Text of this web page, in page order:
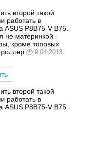
второй такой
работать в
ASUS P8B75-V B75.
не материнкой -
кроме топовых
9.04.2013
второй такой
работать в
ASUS P8B75-V B75.